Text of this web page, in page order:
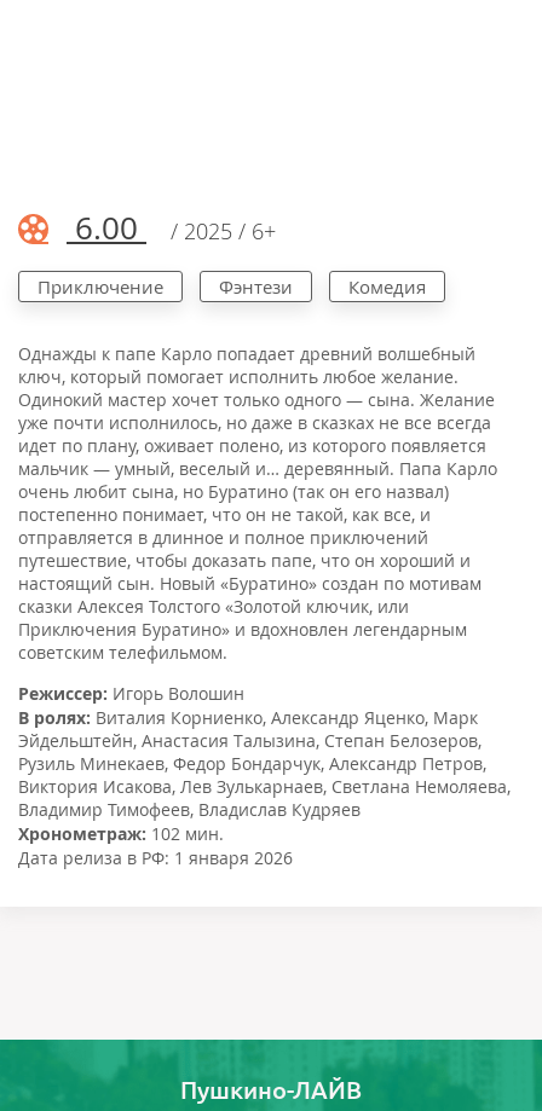
6.00 / 2025 / 6+
Приключение Фэнтези Комедия
Однажды к папе Карло попадает древний волшебный
ключ, который помогает исполнить любое желание.
Одинокий мастер хочет только одного — сына. Желание
уже почти исполнилось, но даже в сказках не все всегда
идет по плану, оживает полено, из которого появляется
мальчик — умный, веселый и… деревянный. Папа Карло
очень любит сына, но Буратино (так он его назвал)
постепенно понимает, что он не такой, как все, и
отправляется в длинное и полное приключений
путешествие, чтобы доказать папе, что он хороший и
настоящий сын. Новый «Буратино» создан по мотивам
сказки Алексея Толстого «Золотой ключик, или
Приключения Буратино» и вдохновлен легендарным
советским телефильмом.
Режиссер: Игорь Волошин
В ролях: Виталия Корниенко, Александр Яценко, Марк
Эйдельштейн, Анастасия Талызина, Степан Белозеров,
Рузиль Минекаев, Федор Бондарчук, Александр Петров,
Виктория Исакова, Лев Зулькарнаев, Светлана Немоляева,
Владимир Тимофеев, Владислав Кудряев
Хронометраж: 102 мин.
Дата релиза в РФ: 1 января 2026
Пушкино-ЛАЙВ